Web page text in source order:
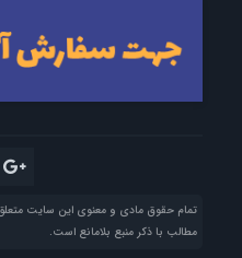
تمام حقوق مادی و معنوی این سایت متعلق
مطالب با ذکر منبع بلامانع است.